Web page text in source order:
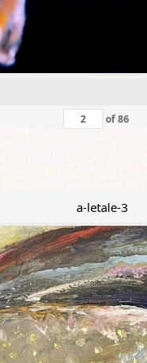
of86
a-letale-3